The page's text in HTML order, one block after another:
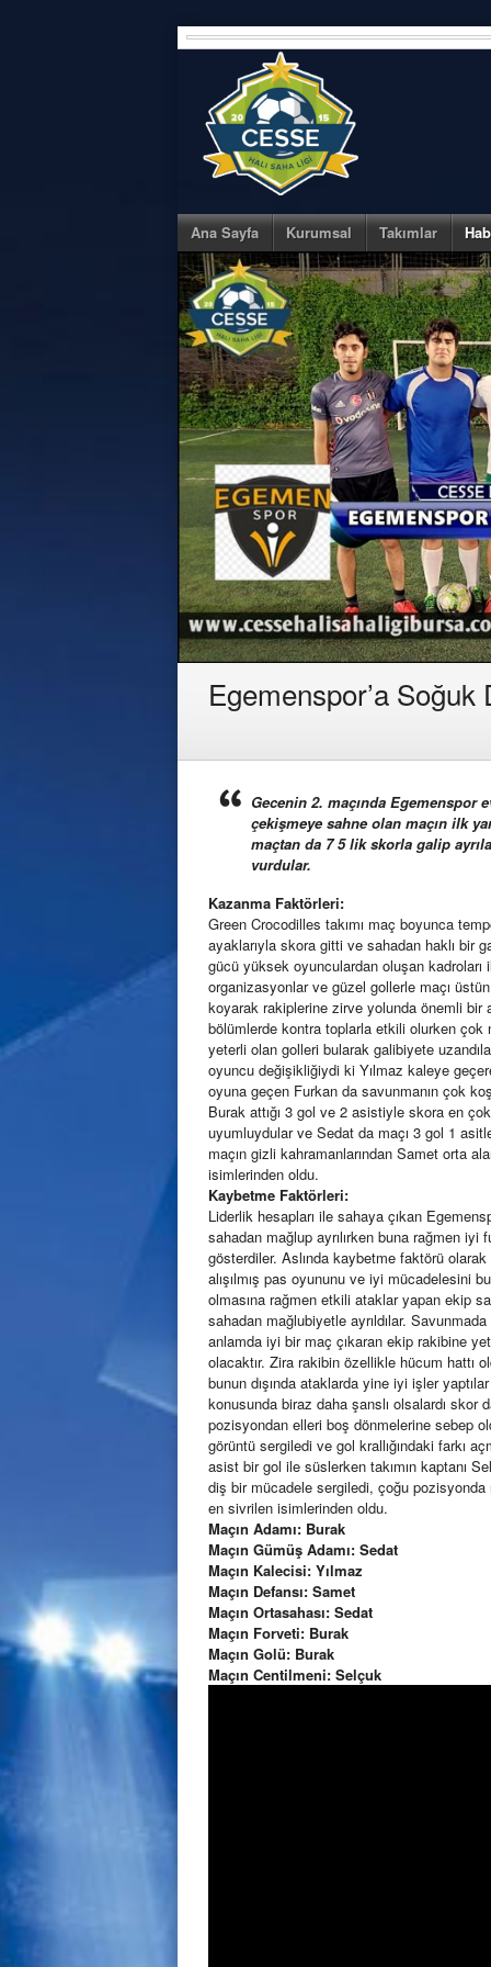
Skip
to
Ana Sayfa Kurumsal Takımlar
Egemenspor’a Soğuk
Gecenin 2. maçında Egemenspor
çekişmeye sahne olan maçın ilk
maçtan da 7 5 lik skorla galip
vurdular.
Kazanma Faktörleri:
Green Crocodilles takımı maç boyunca
ayaklarıyla skora gitti ve sahadan haklı bir
gücü yüksek oyunculardan oluşan kadroları
organizasyonlar ve güzel gollerle maçı
koyarak rakiplerine zirve yolunda önemli
bölümlerde kontra toplarla etkili olurken
yeterli olan golleri bularak galibiyete
oyuncu değişikliğiydi ki Yılmaz kaleye
oyuna geçen Furkan da savunmanın çok
Burak attığı 3 gol ve 2 asistiyle skora en
uyumluydular ve Sedat da maçı 3 gol 1
maçın gizli kahramanlarından Samet orta
isimlerinden oldu.
Kaybetme Faktörleri:
Liderlik hesapları ile sahaya çıkan
sahadan mağlup ayrılırken buna rağmen iyi
gösterdiler. Aslında kaybetme faktörü
alışılmış pas oyununu ve iyi mücadelesini
olmasına rağmen etkili ataklar yapan ekip
sahadan mağlubiyetle ayrıldılar.
anlamda iyi bir maç çıkaran ekip rakibine
olacaktır. Zira rakibin özellikle hücum hattı
bunun dışında ataklarda yine iyi işler
konusunda biraz daha şanslı olsalardı skor
pozisyondan elleri boş dönmelerine sebep
görüntü sergiledi ve gol krallığındaki farkı
asist bir gol ile süslerken takımın kaptanı
diş bir mücadele sergiledi, çoğu pozisyonda
en sivrilen isimlerinden oldu.
Maçın Adamı: Burak
Maçın Gümüş Adamı: Sedat
Maçın Kalecisi: Yılmaz
Maçın Defansı: Samet
Maçın Ortasahası: Sedat
Maçın Forveti: Burak
Maçın Golü: Burak
Maçın Centilmeni: Selçuk